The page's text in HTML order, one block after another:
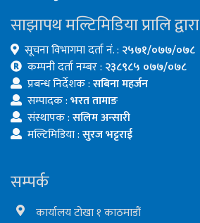
साझापथ मल्टिमिडिया प्रालि
सूचना विभागमा दर्ता नं. : २५७१/०७७/०७८
कम्पनी दर्ता नम्बर : २३८९८५ ०७७/०७८
प्रबन्ध निर्देशक :सबिना महर्जन
सम्पादक :भरत तामाङ
संस्थापक :सलिम अन्सारी
मल्टिमिडिया :सुरज भट्टराई
सम्पर्क
कार्यालय टोखा १ काठमाडौं